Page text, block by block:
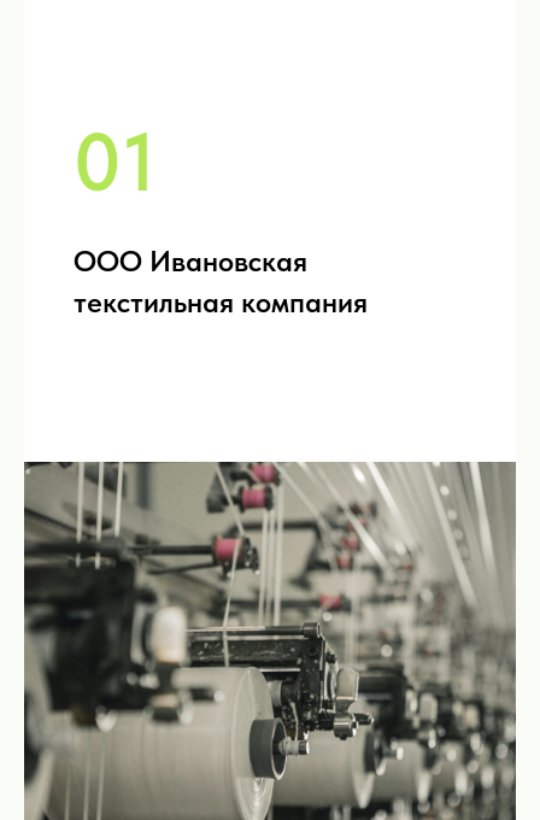
01
ООО Ивановская
текстильная компания